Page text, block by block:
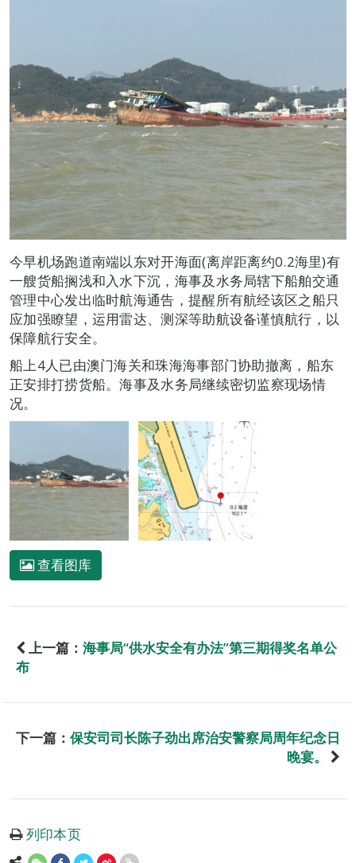
今早机场跑道南端以东对开海面(离岸距离约0.2海里)有
一艘货船搁浅和入水下沉，海事及水务局辖下船舶交通
管理中心发出临时航海通告，提醒所有航经该区之船只
应加强瞭望，运用雷达、测深等助航设备谨慎航行，以
保障航行安全。
船上4人已由澳门海关和珠海海事部门协助撤离，船东
正安排打捞货船。海事及水务局继续密切监察现场情
况。
查看图库
上一篇： 海事局“供水安全有办法”第三期得奖名单公
布
下一篇： 保安司司长陈子劲出席治安警察局周年纪念日
晚宴。
列印本页